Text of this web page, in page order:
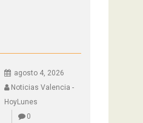
agosto 4, 2026
Noticias Valencia -
HoyLunes
0